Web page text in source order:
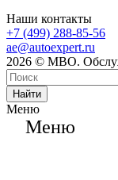
Наши контакты
+7 (499) 288-85-56
ae@autoexpert.ru
2026 © МВО.
Найти
Меню
Меню